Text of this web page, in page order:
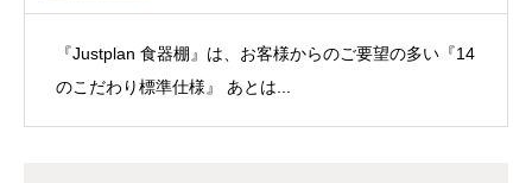
『Justplan 食器棚』は、お客様からのご要望の多い『14
のこだわり標準仕様』 あとは...